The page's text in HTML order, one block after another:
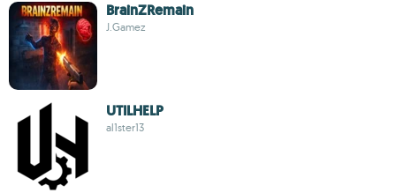
BrainZRemain
J.Gamez
UTILHELP
al1ster13